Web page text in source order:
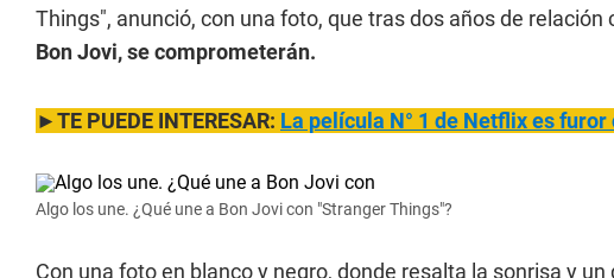
Things", anunció, con una foto, que tras dos años de relación
Bon Jovi, se comprometerán.
►TE PUEDE INTERESAR: La película N° 1 de Netflix es
Algo los une. ¿Qué une a Bon Jovi con "Stranger Things"?
Con una foto en blanco y negro, donde resalta la sonrisa y